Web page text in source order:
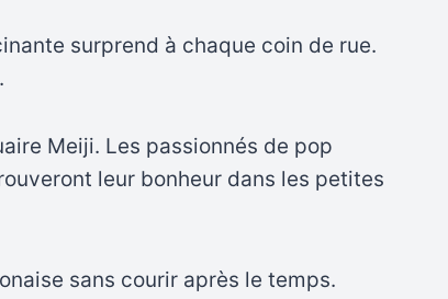
surprend à chaque coin de rue.
Meiji. Les passionnés de pop
leur bonheur dans les petites
sans courir après le temps.